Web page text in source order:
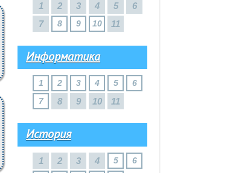
1 2 3 4 5
6
7
8 9 10 11
Информатика
1 2 3 4 5
6
7
8 9 10 11
История
1 2 3 4 5
6